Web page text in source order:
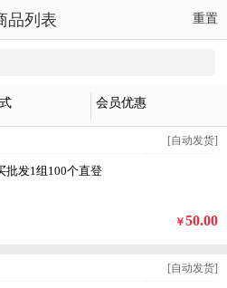
品列表 重置
会员优惠
[自动发货]
批发1组100个直登
￥50.00
[自动发货]